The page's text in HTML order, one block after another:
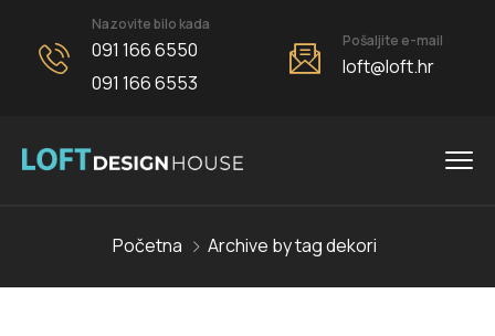
Nazovite bilo kada
091 166 6550
091 166 6553
Pošaljite e-mail
loft@loft.hr
Početna Archive by tag dekori